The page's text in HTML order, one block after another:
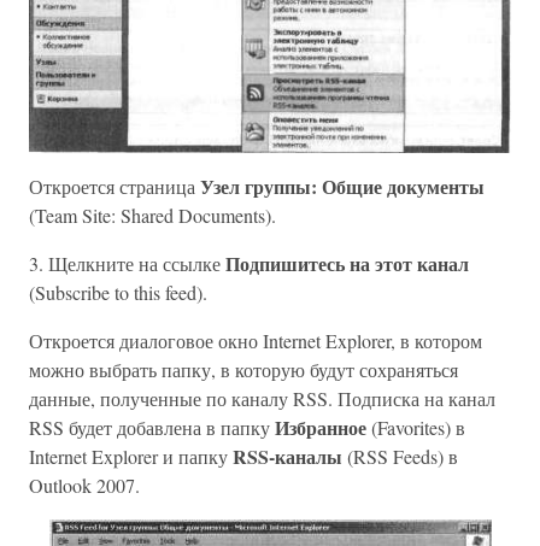
Откроется страница Узел группы: Общие документы
(Team Site: Shared Documents).
3. Щелкните на ссылкеПодпишитесь на этот канал
(Subscribe to this feed).
Откроется диалоговое окно Internet Explorer, в котором
можно выбрать папку, в которую будут сохраняться
данные, полученные по каналу RSS. Подписка на канал
RSS будет добавлена в папкуИзбранное(Favorites) в
Internet Explorer и папкуRSS-каналы (RSS Feeds) в
Outlook 2007.